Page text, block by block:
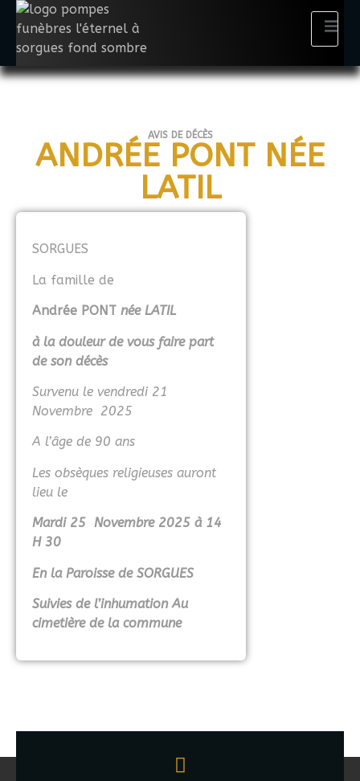
AVIS DE DÉCÈS
ANDRÉE PONT NÉE
LATIL
SORGUES
La famille de
Andrée PONT née LATIL
à la douleur de vous faire part
de son décès
Survenu le vendredi 21
Novembre 2025
A l’âge de 90 ans
Les obsèques religieuses auront
lieu le
Mardi 25 Novembre 2025 à 14
H 30
En la Paroisse de SORGUES
Suivies de l’inhumation Au
cimetière de la commune